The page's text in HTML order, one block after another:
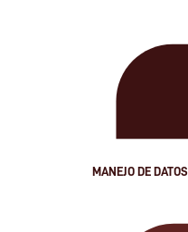
MANEJO DE DATOS